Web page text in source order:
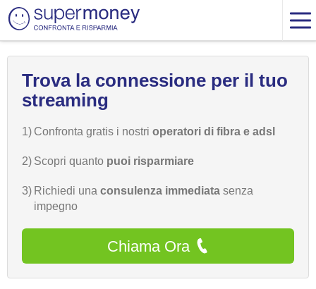
Trova la connessione per il tuo
streaming
1) Confronta gratis i nostri operatori di fibra e adsl
2) Scopri quanto puoi risparmiare
3) Richiedi una consulenza immediata senza
impegno
Chiama Ora